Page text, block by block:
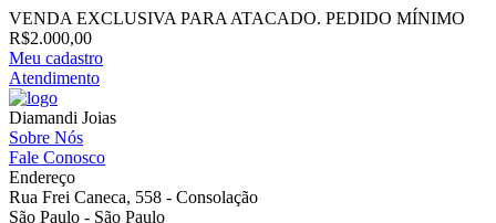
VENDA EXCLUSIVA PARA ATACADO. PEDIDO MÍNIMO
R$2.000,00
Meu cadastro
Atendimento
Diamandi Joias
Sobre Nós
Fale Conosco
Endereço
Rua Frei Caneca, 558 - Consolação
São Paulo - São Paulo